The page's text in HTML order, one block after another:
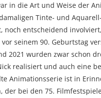
in die Art und Weise der
Tinte- und
noch entscheidend
seinem 90. Geburtstag
2021 wurden zwar schon
realisiert und auch eine
Animationsserie ist in
der bei den 75.